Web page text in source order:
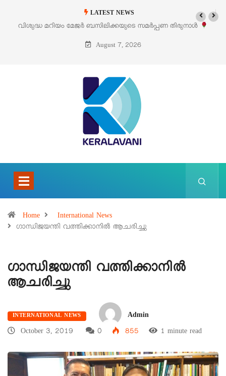
LATEST NEWS
തിരുനാൾ
‘പെറ്റൽസ്’ ലൈഫ് സ്റ്റൈൽ എക്സിബിഷനും സെയിലും
പെരുമാനൂരിൽ
August 7, 2026
Home
International News
ഗാന്ധിജയന്തി വത്തിക്കാനില്‍ ആചരിച്ചു
ഗാന്ധിജയന്തി വത്തിക്കാനില്‍
ആചരിച്ചു
INTERNATIONAL NEWS
Admin
October 3, 2019
0 855 1 minute read